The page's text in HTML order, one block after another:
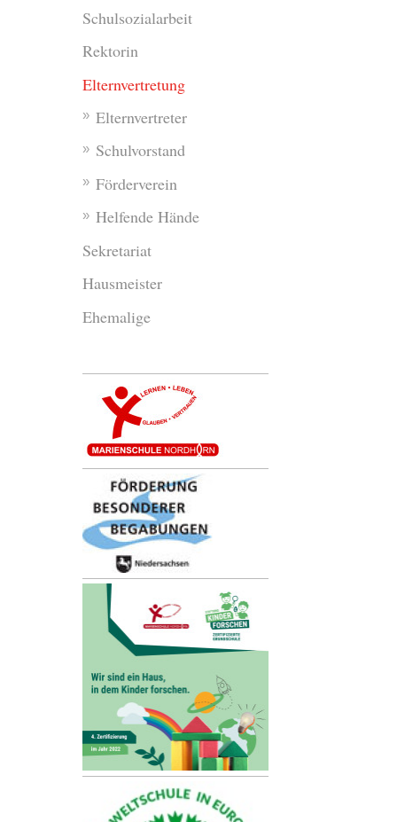
Schulsozialarbeit
Rektorin
Elternvertretung
Elternvertreter
Schulvorstand
Förderverein
Helfende Hände
Sekretariat
Hausmeister
Ehemalige